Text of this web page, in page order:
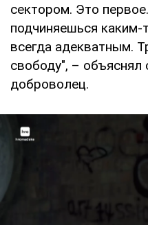
сектором. Это
подчиняешься
всегда адекватным.
свободу", –
доброволец.